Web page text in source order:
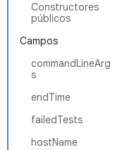
Constructores
públicos
Campos
commandLineArg
s
endTime
failedTests
hostName